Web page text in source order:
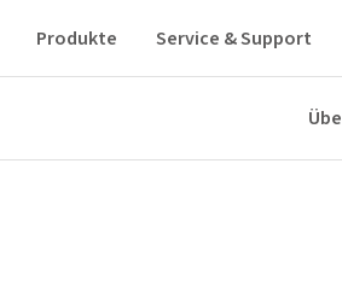
Produkte Service & Support